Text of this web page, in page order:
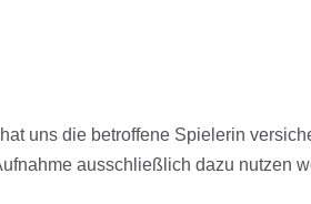
uns die betroffene Spielerin
ausschließlich dazu nutzen